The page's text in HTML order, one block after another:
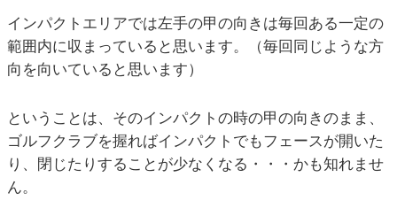
インパクトエリアでは左手の甲の向きは毎回ある一定の
範囲内に収まっていると思います。（毎回同じような方
向を向いていると思います）
ということは、そのインパクトの時の甲の向きのまま、
ゴルフクラブを握ればインパクトでもフェースが開いた
り、閉じたりすることが少なくなる・・・かも知れませ
ん。